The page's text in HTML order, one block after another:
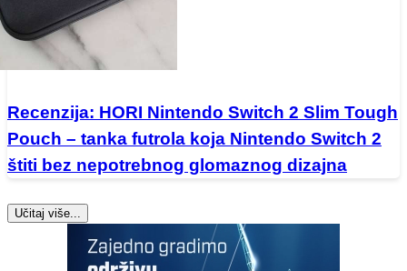
Recenzija: HORI Nintendo Switch 2 Slim Tough
Pouch – tanka futrola koja Nintendo Switch 2
štiti bez nepotrebnog glomaznog dizajna
Učitaj više...